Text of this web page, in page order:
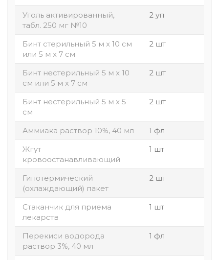
Уголь активированный,
табл. 250 мг №10
2 уп
Бинт стерильный 5 м х 10 см
или 5 м x 7 см
2 шт
Бинт нестерильный 5 м х 10
см или 5 м х 7 см
2 шт
Бинт нестерильный 5 м х 5
см
2 шт
Аммиака раствор 10%, 40 мл
1 фл
Жгут
кровоостанавливающий
1 шт
Гипотермический
(охлаждающий) пакет
2 шт
Стаканчик для приема
лекарств
1 шт
Перекиси водорода
раствор 3%, 40 мл
1 фл